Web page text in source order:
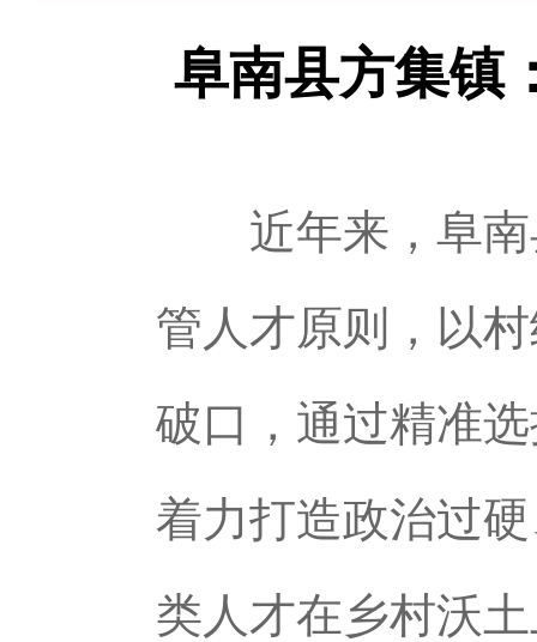
阜南县方集镇
近年来，阜南
管人才原则，以
破口，通过精准
着力打造政治过
类人才在乡村沃